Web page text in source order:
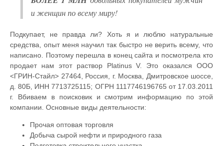
и женщин по всему миру!
Подкупает, не правда ли? Хоть я и люблю натуральные
средства, опыт меня научил так быстро не верить всему, что
написано. Поэтому перешла в конец сайта и посмотрела кто
продает нам этот раствор Platinus V. Это оказался ООО
<ГРИН-Стайл> 27464, Россия, г. Москва, Дмитровское шоссе,
д. 80Б, ИНН 7713725115; ОГРН 1117746196765 от 17.03.2011
г. Вбиваем в поисковик и смотрим информацию по этой
компании. Основные виды деятельности:
Прочая оптовая торговля
Добыча сырой нефти и природного газа